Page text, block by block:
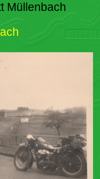
Müllenbach